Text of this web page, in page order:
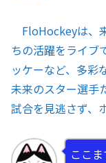
FloHockeyは、
ちの活躍をライブ
ッケーなど、多彩
未来のスター選手
試合を見逃さず、
ここ